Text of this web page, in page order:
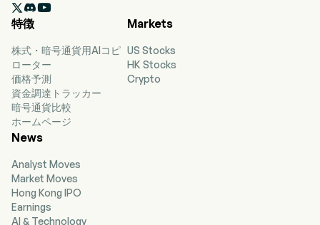

特徴
株式・暗号通貨用AIコピ
ローター
価格予測
資金調達トラッカー
暗号通貨比較
ホームページ
Markets
US Stocks
HK Stocks
Crypto
News
Analyst Moves
Market Moves
Hong Kong IPO
Earnings
AI & Technology